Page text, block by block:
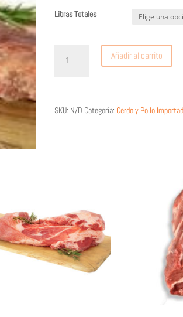
Libras Totales
Louis
Añadir al carrito
SKU: N/D Categoría: Cerdo y Pollo